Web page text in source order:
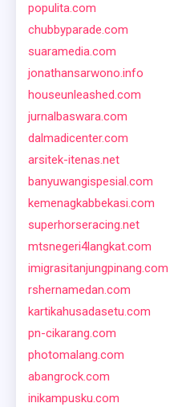
populita.com
chubbyparade.com
suaramedia.com
jonathansarwono.info
houseunleashed.com
jurnalbaswara.com
dalmadicenter.com
arsitek-itenas.net
banyuwangispesial.com
kemenagkabbekasi.com
superhorseracing.net
mtsnegeri4langkat.com
imigrasitanjungpinang.com
rshernamedan.com
kartikahusadasetu.com
pn-cikarang.com
photomalang.com
abangrock.com
inikampusku.com